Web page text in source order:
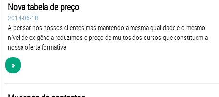
Nova tabela de preço
2014-06-18
A pensar nos nossos clientes mas mantendo a mesma qualidade e o mesmo
nível de exigência reduzimos o preço de muitos dos cursos que constituem a
nossa oferta formativa
»